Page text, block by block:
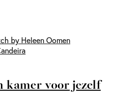
by Heleen Oomen
kamer voor jezelf